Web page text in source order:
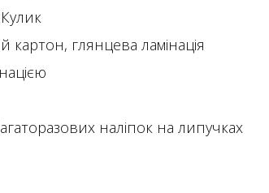
Кулик
картон, глянцева ламінація
наліпок на липучках